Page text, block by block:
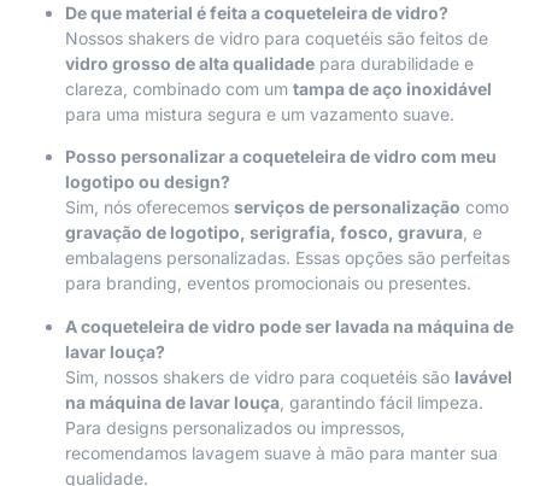
De que material é feita a coqueteleira de vidro?
Nossos shakers de vidro para coquetéis são feitos de
vidro grosso de alta qualidade para durabilidade e
clareza, combinado com um tampa de aço inoxidável
para uma mistura segura e um vazamento suave.
Posso personalizar a coqueteleira de vidro com meu
logotipo ou design?
Sim, nós oferecemos serviços de personalização como
gravação de logotipo, serigrafia, fosco, gravura , e
embalagens personalizadas. Essas opções são perfeitas
para branding, eventos promocionais ou presentes.
A coqueteleira de vidro pode ser lavada na máquina de
lavar louça?
Sim, nossos shakers de vidro para coquetéis são lavável
na máquina de lavar louça , garantindo fácil limpeza.
Para designs personalizados ou impressos,
recomendamos lavagem suave à mão para manter sua
qualidade.